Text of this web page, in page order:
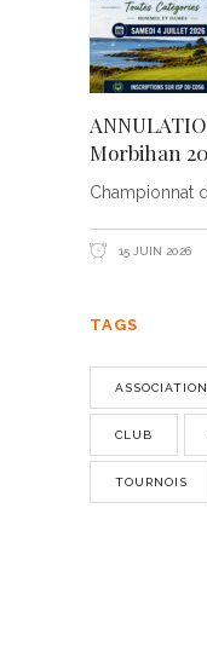
Morbihan
Championnat
15 JUIN 2026
TAGS
ASSOCIATION
CLUB
TOURNOIS